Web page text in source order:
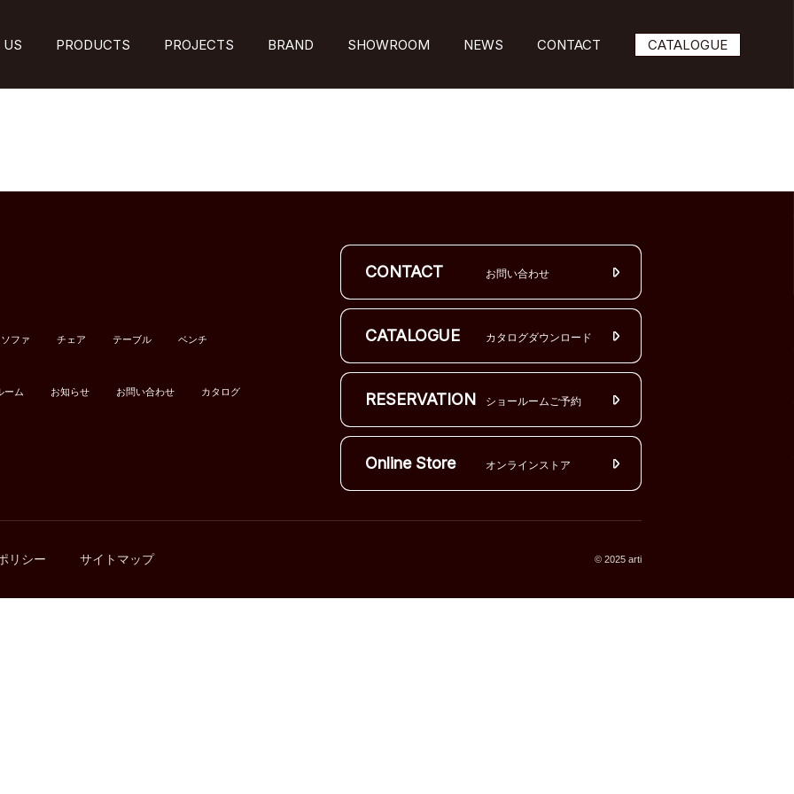
US PRODUCTS PROJECTS BRAND SHOWROOM NEWS CONTACT CATALOGUE
ソファ チェア テーブル ベンチ
ーム お知らせ お問い合わせ カタログ
CONTACT お問い合わせ
CATALOGUE カタログダウンロード
RESERVATION ショールームご予約
Online Store オンラインストア
リシー サイトマップ © 2025 arti